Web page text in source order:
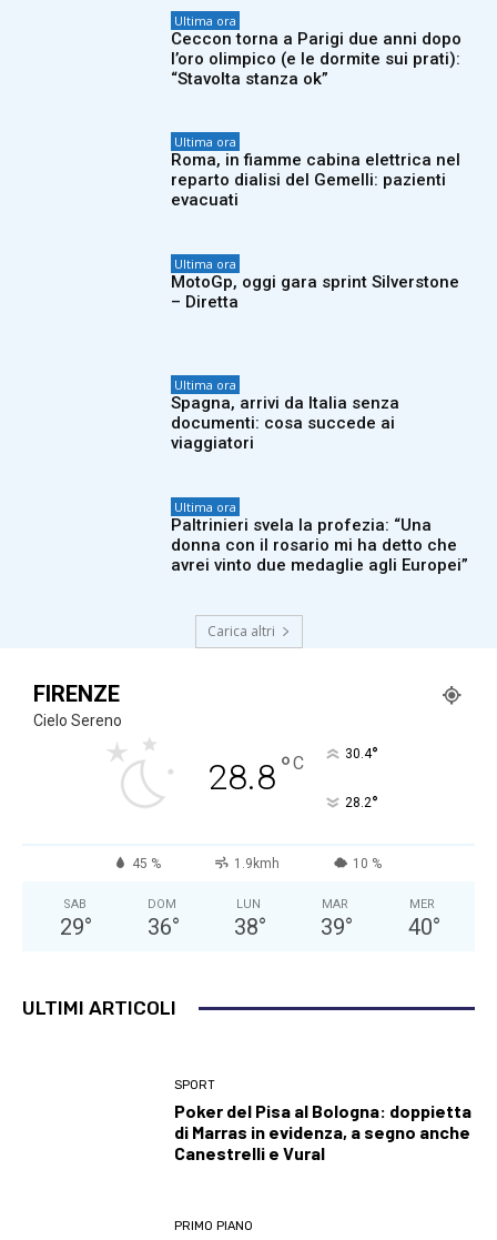
Ultima ora
Ceccon torna a Parigi due anni dopo
l’oro olimpico (e le dormite sui prati):
“Stavolta stanza ok”
Ultima ora
Roma, in fiamme cabina elettrica nel
reparto dialisi del Gemelli: pazienti
evacuati
Ultima ora
MotoGp, oggi gara sprint Silverstone
– Diretta
Ultima ora
Spagna, arrivi da Italia senza
documenti: cosa succede ai
viaggiatori
Ultima ora
Paltrinieri svela la profezia: “Una
donna con il rosario mi ha detto che
avrei vinto due medaglie agli Europei”
Carica altri
FIRENZE
Cielo Sereno
28.8°C 30.4°
28.2°
45 % 1.9kmh 10 %
SAB
29°
DOM
36°
LUN
38°
MAR
39°
MER
40°
ULTIMI ARTICOLI
SPORT
Poker del Pisa al Bologna: doppietta
di Marras in evidenza, a segno anche
Canestrelli e Vural
PRIMO PIANO